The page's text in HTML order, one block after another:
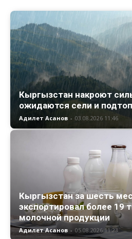
Кыргызстан накроют
ожидаются сели и
Адилет Асанов - 03.08.2026 11:46
Кыргызстан за шесть
экспортировал более 19
молочной продукции
Адилет Асанов - 05.08.2026 11:23